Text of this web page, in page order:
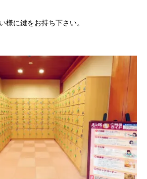
様に鍵をお持ち下さい。